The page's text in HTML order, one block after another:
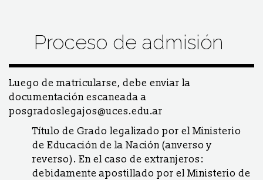
Proceso de admisión
Luego de matricularse, debe enviar la
documentación escaneada a
posgradoslegajos@uces.edu.ar
Título de Grado legalizado por el Ministerio
de Educación de la Nación (anverso y
reverso). En el caso de extranjeros:
debidamente apostillado por el Ministerio de